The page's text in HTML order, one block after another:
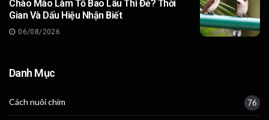
Chào Mào Làm Tổ Bao Lâu Thì Đẻ? Thời
Gian Và Dấu Hiệu Nhận Biết
06/08/2026
Danh Mục
Cách nuôi chim 76